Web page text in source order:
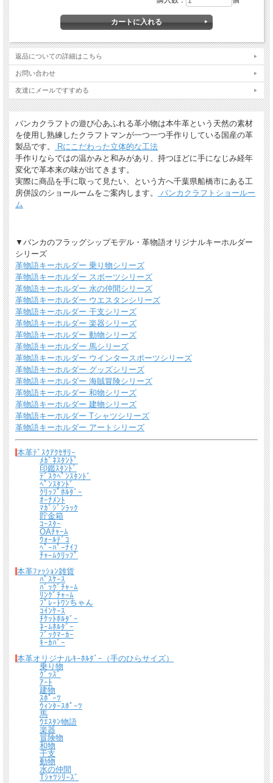
キーホルダーなど小さい品物はギフト袋にお入れして本革製のチャームをお付けし
*無料簡易ラッピング
通常のご購入でも、簡易ラッピング（透明の袋の上に金色のギフトシール付き）い
たします。
送料について
宅配便 650円から → 商品代金6600円(税込）以上で宅配便送料無料
メール便（全商品対象・定形外郵便ほか）全国一律300円
込）以上でメール便送料無料
＊詳しくはこちらから
熟練したスタッフが丁寧に梱包いたします。
*梱包の例
返品についての詳細はこちら
お問い合わせ
友達にメールですすめる
バンカクラフトの遊び心あふれる革小物は本牛革という天然の素材
を使用し熟練したクラフトマンが一つ一つ手作りしている国産の革
製品です。
Rにこだわった立体的な工法
手作りならではの温かみと和みがあり、持つほどに手になじみ経年
変化で革本来の味が出てきます。
実際に商品を手に取って見たい、という方へ千葉県船橋市にある工
房併設のショールームをご案内します。
バンカクラフトショールー
ム
▼バンカのフラッグシップモデル・革物語オリジナルキーホルダー
シリーズ
革物語キーホルダー 乗り物シリーズ
革物語キーホルダー スポーツシリーズ
革物語キーホルダー 水の仲間シリーズ
革物語キーホルダー ウエスタンシリーズ
革物語キーホルダー 干支シリーズ
革物語キーホルダー 楽器シリーズ
革物語キーホルダー 動物シリーズ
革物語キーホルダー 馬シリーズ
革物語キーホルダー ウインタースポーツシリーズ
革物語キーホルダー グッズシリーズ
革物語キーホルダー 海賊冒険シリーズ
革物語キーホルダー 和物シリーズ
革物語キーホルダー 建物シリーズ
革物語キーホルダー Tシャツシリーズ
革物語キーホルダー アートシリーズ
本革ﾃﾞｽｸｱｸｾｻﾘｰ
ﾒｶﾞﾈｽﾀﾝﾄﾞ
印鑑ｽﾀﾝﾄﾞ
ﾃﾞｽｸﾍﾟﾝｽﾀﾝﾄﾞ
ﾍﾟﾝｽﾀﾝﾄﾞ
ｸﾘｯﾌﾟﾎﾙﾀﾞｰ
ｵｰﾅﾒﾝﾄ
ﾏｶﾞｼﾞﾝﾗｯｸ
貯金箱
ｺｰｽﾀｰ
OAﾁｬｰﾑ
ｳｫｰﾙﾃﾞｺ
ﾍﾟｰﾊﾟｰﾅｲﾌ
ﾁｬｰﾑｸﾘｯﾌﾟ
本革ﾌｧｯｼｮﾝ雑貨
ﾊﾟｽｹｰｽ
ﾊﾞｯｸﾞﾁｬｰﾑ
ﾘﾝｸﾞﾁｬｰﾑ
ﾌﾟﾚｰﾄﾜﾝちゃん
ｺｲﾝｹｰｽ
ﾁｹｯﾄﾎﾙﾀﾞｰ
ﾈｰﾑﾎﾙﾀﾞｰ
ﾌﾞｯｸﾏｰｶｰ
ｷｰｶﾊﾞｰ
本革オリジナルｷｰﾎﾙﾀﾞｰ（手のひらサイズ）
乗り物
ｸﾞｯｽﾞ
ｱｰﾄ
建物
ｽﾎﾟｰﾂ
ｳｨﾝﾀｰｽﾎﾟｰﾂ
馬
ｳｴｽﾀﾝ物語
楽器
冒険物
和物
干支
動物
水の仲間
Tｼｬﾂｼﾘｰｽﾞ